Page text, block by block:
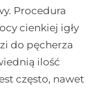
Procedura
cienkiej igły
do pęcherza
ilość
często, nawet